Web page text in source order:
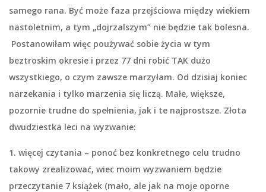
samego rana. Być może faza przejściowa między wiekiem
nastoletnim, a tym „dojrzalszym” nie będzie tak bolesna.
Postanowiłam więc poużywać sobie życia w tym
beztroskim okresie i przez 77 dni robić TAK dużo
wszystkiego, o czym zawsze marzyłam. Od dzisiaj koniec
narzekania i tylko marzenia się liczą. Małe, większe,
pozornie trudne do spełnienia, jak i te najprostsze. Złota
dwudziestka leci na wyzwanie:
1. więcej czytania – ponoć bez konkretnego celu trudno
takowy zrealizować, wiec moim wyzwaniem będzie
przeczytanie 7 książek (mało, ale jak na moje oporne